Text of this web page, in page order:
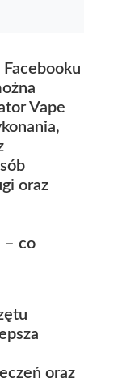
Vape
oraz
– co
oraz